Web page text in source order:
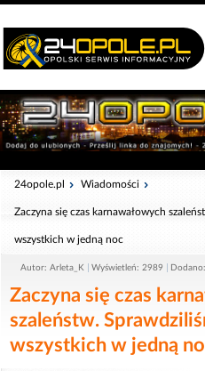
24opole.pl Wiadomości
Zaczyna się czas karnawałowych
wszystkich w jedną noc
Autor: Arleta_K Wyświetleń: 2989
Zaczyna się czas
szaleństw.
wszystkich w jedną